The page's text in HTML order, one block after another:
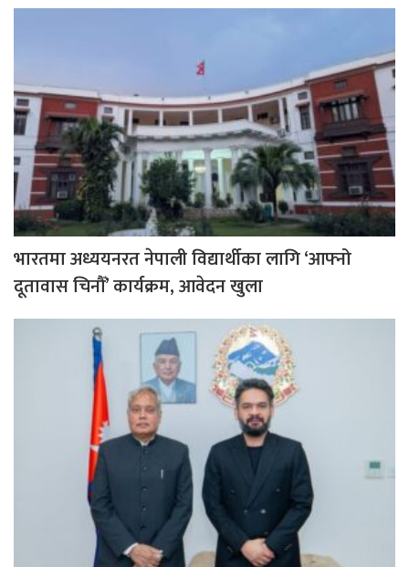
भारतमा अध्ययनरत नेपाली विद्यार्थीका लागि ‘आफ्नो
दूतावास चिनौँ’ कार्यक्रम, आवेदन खुला